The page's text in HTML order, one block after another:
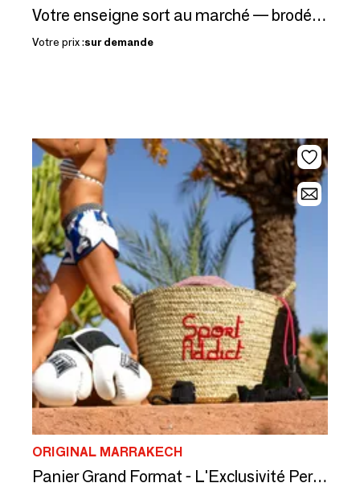
Votre enseigne sort au marché — brodée main, dans vos couleurs
Votre prix :sur demande
ORIGINAL MARRAKECH
Panier Grand Format - L'Exclusivité Personnalisée